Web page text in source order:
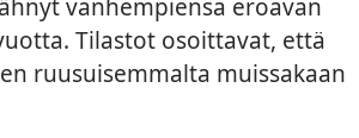
Tilastot osoittavat, että
ruusuisemmalta muissakaan